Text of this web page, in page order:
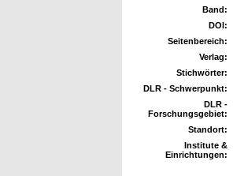
Band:
DOI:
Seitenbereich:
Verlag:
Stichwörter:
DLR - Schwerpunkt:
DLR -
Forschungsgebiet:
Standort:
Institute &
Einrichtungen: